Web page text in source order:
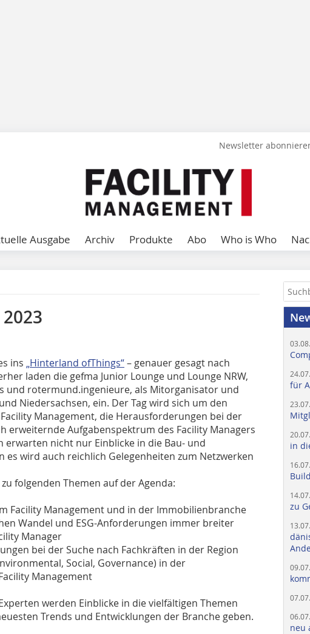
Newsletter
Ausgabe Archiv Produkte Abo Who is Who
ins „Hinterland ofThings“– genauer gesagt nach
laden die gefma Junior Lounge und Lounge NRW,
und rotermund.ingenieure, als Mitorganisator und
Niedersachsen, ein. Der Tag wird sich um den
Management, die Herausforderungen bei der
erweiternde Aufgabenspektrum des Facility Managers
erwarten nicht nur Einblicke in die Bau- und
wird auch reichlich Gelegenheiten zum Netzwerken
folgenden Themen auf der Agenda:
Facility Management und in der Immobilienbranche
Wandel und ESG-Anforderungen immer breiter
Manager
bei der Suche nach Fachkräften in der Region
Social, Governance) in der
Management
werden Einblicke in die vielfältigen Themen
Trends und Entwicklungen der Branche geben.
für
in
zu
neu